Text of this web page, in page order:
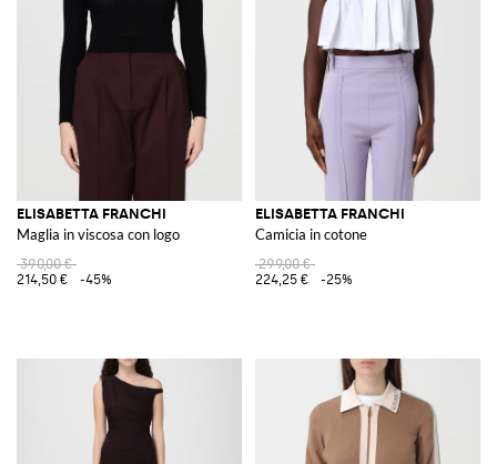
ELISABETTA FRANCHI
Maglia in viscosa con logo
390,00 €
214,50 €
-45%
ELISABETTA FRANCHI
Camicia in cotone
299,00 €
224,25 €
-25%